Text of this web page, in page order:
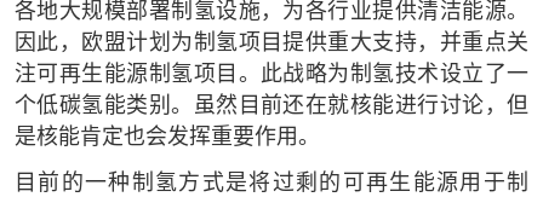
各地大规模部署制氢设施，为各行业提供清洁能源。
因此，欧盟计划为制氢项目提供重大支持，并重点关
注可再生能源制氢项目。此战略为制氢技术设立了一
个低碳氢能类别。虽然目前还在就核能进行讨论，但
是核能肯定也会发挥重要作用。
目前的一种制氢方式是将过剩的可再生能源用于制